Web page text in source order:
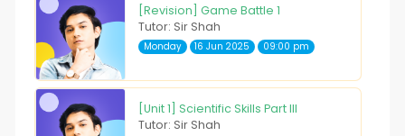
[Revision] Game Battle 1
Tutor: Sir Shah
Monday 16 Jun 2025 09:00 pm
[Unit 1] Scientific Skills Part III
Tutor: Sir Shah